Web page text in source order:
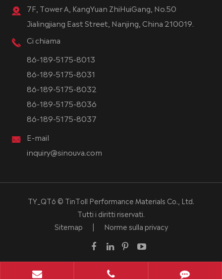
7F, Tower A, KangYuan ZhiHuiGang, No.50
Jialingjiang East Street, Nanjing, China 210019.
Ci chiama
86-189-5175-8013
86-189-5175-8031
86-189-5175-8032
86-189-5175-8036
86-189-5175-8037
E-mail
inquiry@sinouva.com
TY_QT6 © TinToll Performance Materials Co., Ltd.
Tutti i diritti riservati.
Sitemap
| Norme sulla privacy